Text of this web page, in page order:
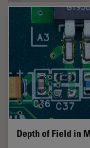
Depth of Field in